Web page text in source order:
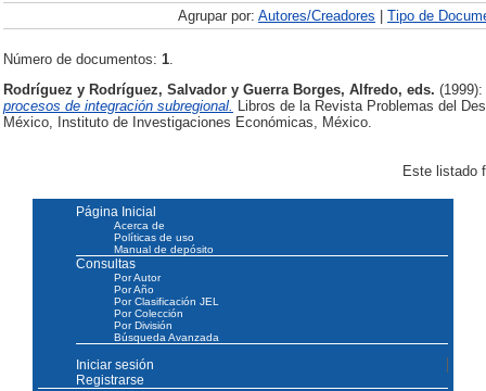
Agrupar por: Autores/Creadores Tipo de
Número de documentos: 1.
Rodríguez y Rodríguez, Salvador y Guerra Borges, Alfredo, eds. (1999):
procesos de integración subregional.
Libros de la Revista Problemas del
México, Instituto de Investigaciones Económicas, México.
Este listado
Página Inicial
Acerca de
Políticas de uso
Manual de depósito
Consultas
Por Autor
Por Año
Por Clasificación JEL
Por Colección
Por División
Búsqueda Avanzada
Iniciar sesión
Registrarse